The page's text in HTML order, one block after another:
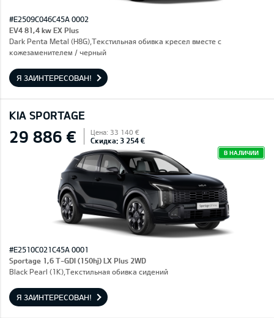
#E2509C046C45A 0002
EV4 81,4 kw EX Plus
Dark Penta Metal (H8G),Текстильная обивка кресел вместе с
кожезаменителем / черный
Я ЗАИНТЕРЕСОВАН!
KIA SPORTAGE
29 886 € Цена: 33 140 €
Скидка: 3 254 €
В НАЛИЧИИ
#E2510C021C45A 0001
Sportage 1,6 T-GDI (150hj) LX Plus 2WD
Black Pearl (1K),Текстильная обивка сидений
Я ЗАИНТЕРЕСОВАН!